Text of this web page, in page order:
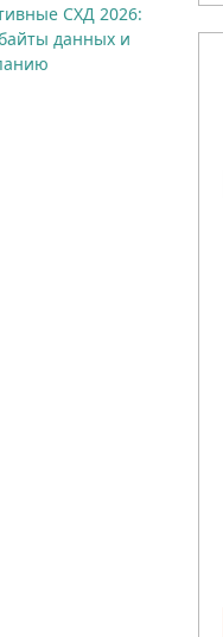
СХД 2026:
данных и